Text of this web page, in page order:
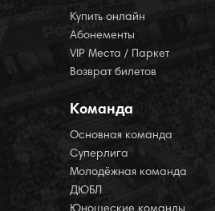
Купить онлайн
Абонементы
VIP Места / Паркет
Возврат билетов
Команда
Основная команда
Суперлига
Молодёжная команда
ДЮБЛ